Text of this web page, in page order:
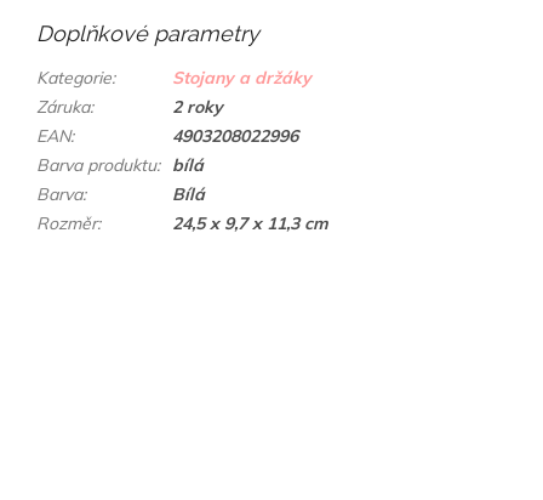
Doplňkové parametry
Kategorie:
Stojany a držáky
Záruka:
2 roky
EAN:
4903208022996
Barva produktu:
bílá
Barva:
Bílá
Rozměr: 24,5 x 9,7 x 11,3 cm